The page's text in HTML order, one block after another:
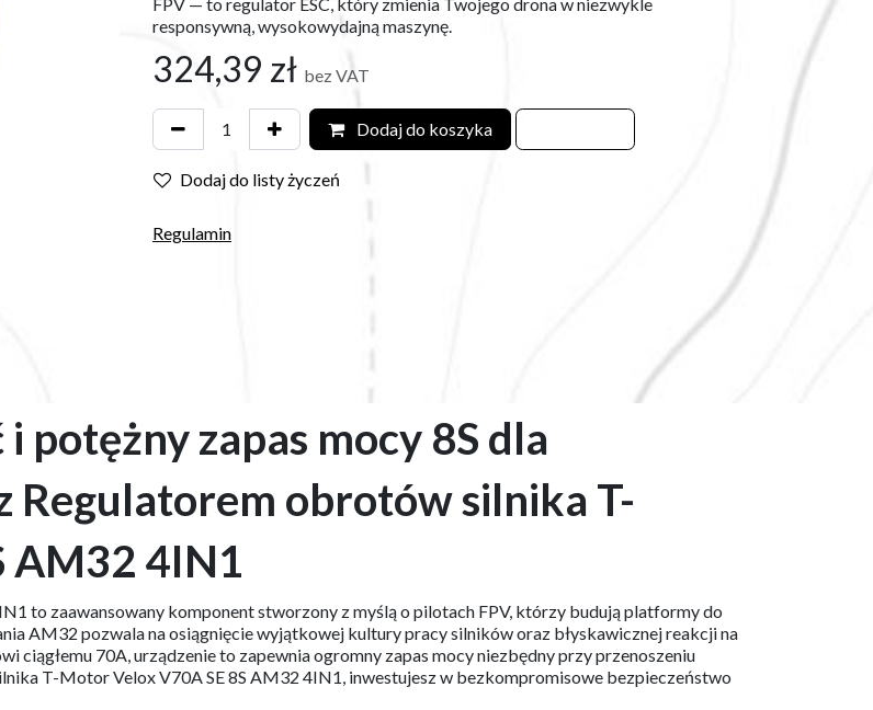
responsywną, wysokowydajną maszynę.
324,39 zł bez VAT
Dodaj do koszyka
Dodaj do listy życzeń
Regulamin
potężny zapas mocy 8S dla
Regulatorem obrotów silnika T-
AM32 4IN1
to zaawansowany komponent stworzony z myślą o pilotach FPV, którzy budują platformy do
AM32 pozwala na osiągnięcie wyjątkowej kultury pracy silników oraz błyskawicznej reakcji na
ciągłemu 70A, urządzenie to zapewnia ogromny zapas mocy niezbędny przy przenoszeniu
T-Motor Velox V70A SE 8S AM32 4IN1, inwestujesz w bezkompromisowe bezpieczeństwo